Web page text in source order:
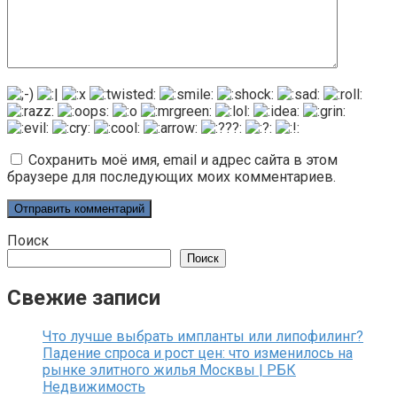
Сохранить моё имя, email и адрес сайта в этом
браузере для последующих моих комментариев.
Поиск
Поиск
Свежие записи
Что лучше выбрать импланты или липофилинг?
Падение спроса и рост цен: что изменилось на
рынке элитного жилья Москвы | РБК
Недвижимость